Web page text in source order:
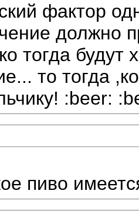
фактор
должно
тогда
то тогда
:beer:
пиво